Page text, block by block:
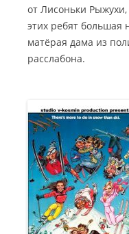
от Лисоньки
этих ребят большая
матёрая дама из
расслабона.